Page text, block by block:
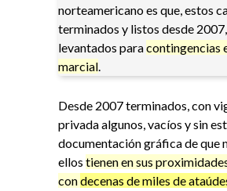
norteamericano es que, estos
terminados y listos desde 2007,
levantados paracontingencias
marcial.
Desde 2007 terminados, con
privada algunos, vacíos y sin
documentación gráfica de que
ellos tienen en sus
condecenas de miles de